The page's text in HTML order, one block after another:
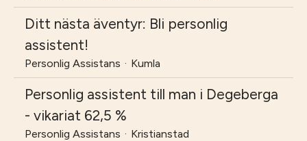
Ditt nästa äventyr: Bli personlig
assistent!
Personlig Assistans · Kumla
Personlig assistent till man i Degeberga
- vikariat 62,5 %
Personlig Assistans · Kristianstad